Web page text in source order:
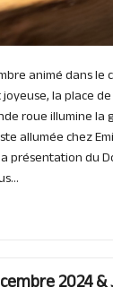
animé dans le
la place
roue illumine la
allumée chez
présentation du
2024